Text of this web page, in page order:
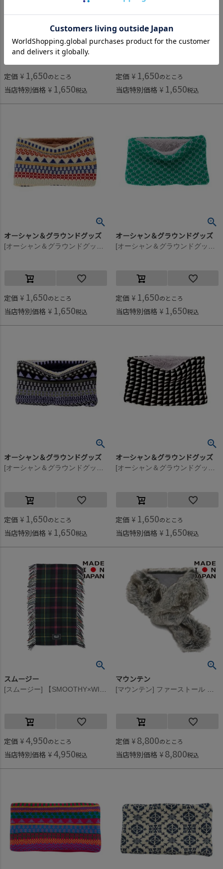
オーシャン＆グラウンドグッズ
[オーシャン＆グラウンドグッズ] ニットウラボアマルチパターンネックウォーマー ライトグレー(LY)
定価 ¥ 1,650のところ
当店特別価格 ¥ 1,650税込
オーシャン＆グラウンドグッズ
定価 ¥ 1,650のところ
当店特別価格 ¥ 1,650税込
オーシャン＆グラウンドグッズ
定価 ¥ 1,650のところ
当店特別価格 ¥ 1,650税込
オーシャン＆グラウンドグッズ
定価 ¥ 1,650のところ
当店特別価格 ¥ 1,650税込
オーシャン＆グラウンドグッズ
定価 ¥ 1,650のところ
当店特別価格 ¥ 1,650税込
オーシャン＆グラウンドグッズ
定価 ¥ 1,650のところ
当店特別価格 ¥ 1,650税込
スムージー
定価 ¥ 4,950のところ
当店特別価格 ¥ 4,950税込
マウンテン
定価 ¥ 8,800のところ
当店特別価格 ¥ 8,800税込